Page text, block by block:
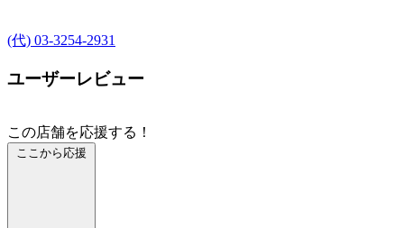
(代) 03-3254-2931
ユーザーレビュー
この店舗を応援する！
ここから応援